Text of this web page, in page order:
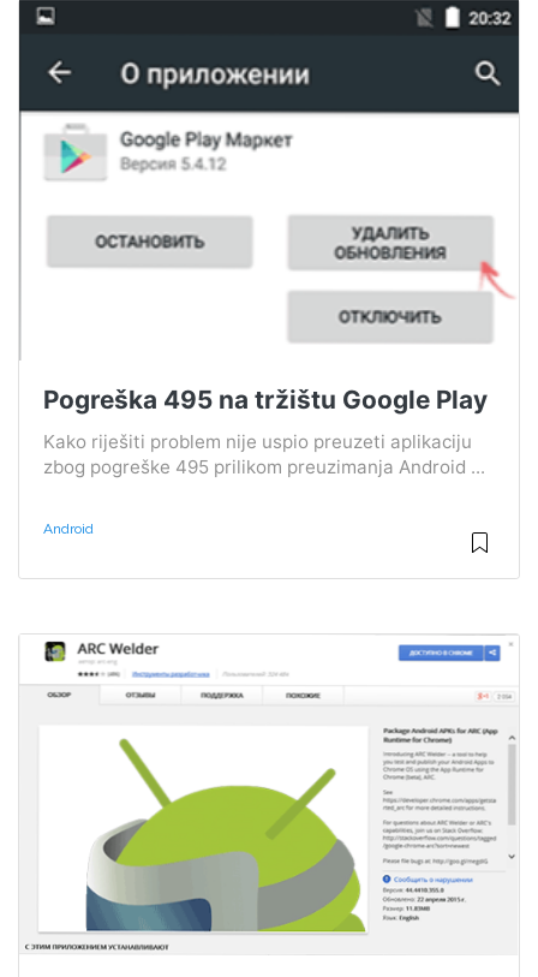
Pogreška 495 na tržištu Google Play
Kako riješiti problem nije uspio preuzeti aplikaciju
zbog pogreške 495 prilikom preuzimanja Android ...
Android